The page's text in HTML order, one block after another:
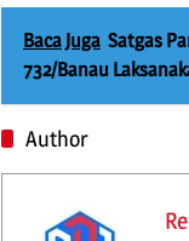
Baca Juga Satgas
732/Banau
Author